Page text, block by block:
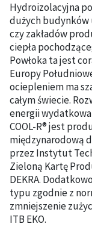
Hydroizolacyjna
dużych
czy zakładów
ciepła
Powłoka ta jest
Europy
ociepleniem ma
całym świecie.
energii
COOL-R® jest
międzynarodową
przez Instytut
Zieloną Kartę
DEKRA.
typu zgodnie z
zmniejszenie
ITB EKO.